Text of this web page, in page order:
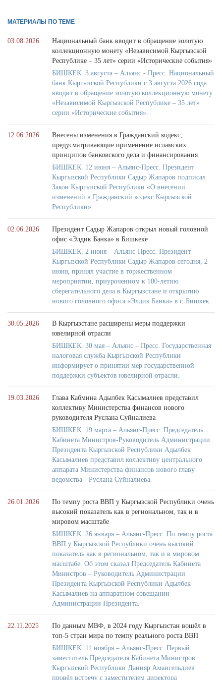
МАТЕРИАЛЫ ПО ТЕМЕ
03.08.2026
Национальный банк вводит в обращение золотую
коллекционную монету «Независимой Кыргызской
Республике – 35 лет» серии «Исторические события»
БИШКЕК. 3 августа – Альянс - Пресс. Национальный
банк Кыргызской Республики с 3 августа 2026 года
вводит в обращение золотую коллекционную монету
«Независимой Кыргызской Республике – 35 лет»
серии «Исторические события».
12.06.2026
Внесены изменения в Гражданский кодекс,
предусматривающие применение исламских
принципов банковского дела и финансирования
БИШКЕК. 12 июня – Альянс-Пресс. Президент
Кыргызской Республики Садыр Жапаров подписал
Закон Кыргызской Республики «О внесении
изменений в Гражданский кодекс Кыргызской
Республики».
02.06.2026
Президент Садыр Жапаров открыл новый головной
офис «Элдик Банка» в Бишкеке
БИШКЕК. 2 июня – Альянс-Пресс. Президент
Кыргызской Республики Садыр Жапаров сегодня, 2
июня, принял участие в торжественном
мероприятии, приуроченном к 100-летию
сберегательного дела в Кыргызстане и открытию
нового головного офиса «Элдик Банка» в г. Бишкек.
30.05.2026
В Кыргызстане расширены меры поддержки
ювелирной отрасли
БИШКЕК. 30 мая – Альянс – Пресс. Государственная
налоговая служба Кыргызской Республики
информирует о принятии мер государственной
поддержки субъектов ювелирной отрасли.
19.03.2026
Глава Кабмина Адылбек Касымалиев представил
коллективу Министерства финансов нового
руководителя Руслана Суйналиева
БИШКЕК. 19 марта – Альянс-Пресс. Председатель
Кабинета Министров-Руководитель Администрации
Президента Кыргызской Республики Адылбек
Касымалиев представил коллективу центрального
аппарата Министерства финансов нового главу
ведомства - Руслана Суйналиева.
26.01.2026
По темпу роста ВВП у Кыргызской Республики очень
высокий показатель как в региональном, так и в
мировом масштабе
БИШКЕК. 26 января – Альянс-Пресс. По темпу роста
ВВП у Кыргызской Республики очень высокий
показатель как в региональном, так и в мировом
масштабе. Об этом сказал Председатель Кабинета
Министров – Руководитель Администрации
Президента Кыргызской Республики Адылбек
Касымалиев на аппаратном совещании
Администрации Президента.
22.11.2025
По данным МВФ, в 2024 году Кыргызстан вошёл в
топ-5 стран мира по темпу реального роста ВВП
БИШКЕК. 11 ноября – Альянс-Пресс. Первый
заместитель Председателя Кабинета Министров
Кыргызской Республики Данияр Амангельдиев
провёл встречу с заместителем директора